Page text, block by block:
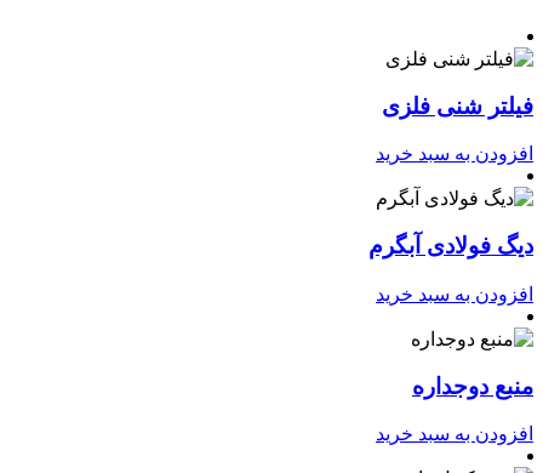
فیلتر شنی فلزی
افزودن به سبد خرید
دیگ فولادی آبگرم
افزودن به سبد خرید
منبع دوجداره
افزودن به سبد خرید